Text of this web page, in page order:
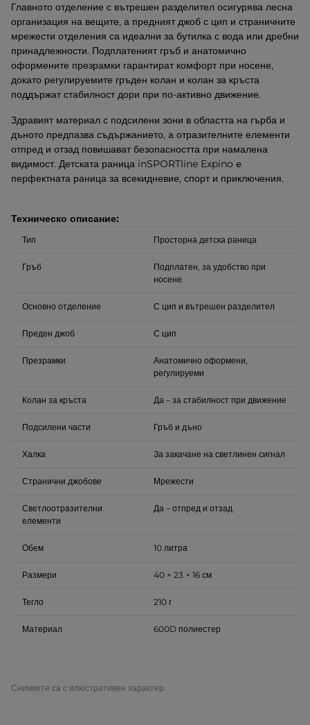
Главното отделение с вътрешен разделител осигурява лесна
организация на вещите, а предният джоб с цип и страничните
мрежести отделения са идеални за бутилка с вода или дребни
принадлежности. Подплатеният гръб и анатомично
оформените презрамки гарантират комфорт при носене,
докато регулируемите гръден колан и колан за кръста
поддържат стабилност дори при по-активно движение.
Здравият материал с подсилени зони в областта на гърба и
дъното предпазва съдържанието, а отразителните елементи
отпред и отзад повишават безопасността при намалена
видимост. Детската раница inSPORTline Expino е
перфектната раница за всекидневие, спорт и приключения.
Техническо описание:
Тип Просторна детска раница
Гръб
Подплатен, за удобство при
носене
Основно отделение С цип и вътрешен разделител
Преден джоб С цип
Презрамки
Анатомично оформени,
регулируеми
Колан за кръста Да – за стабилност при движение
Подсилени части Гръб и дъно
Халка За закачане на светлинен сигнал
Странични джобове Мрежести
Светлоотразителни
елементи
Да – отпред и отзад
Обем 10 литра
Размери 40 × 23 × 16 см
Тегло 210 г
Материал 600D полиестер
Снимките са с илюстративен характер.